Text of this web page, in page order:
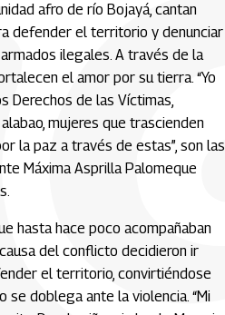
afro de río Bojayá, cantan
defender el territorio y denunciar
ilegales. A través de la
el amor por su tierra. “Yo
Derechos de las Víctimas,
mujeres que trascienden
la paz a través de estas”, son las
Máxima Asprilla Palomeque
hasta hace poco acompañaban
del conflicto decidieron ir
el territorio, convirtiéndose
se doblega ante la violencia. “Mi